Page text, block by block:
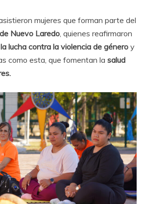
mujeres que forman parte del
Nuevo Laredo, quienes reafirmaron
lucha contra la violencia de género y
como esta, que fomentan la salud